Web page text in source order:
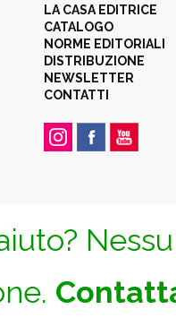
LA CASA EDITRICE
CATALOGO
NORME EDITORIALI
DISTRIBUZIONE
NEWSLETTER
CONTATTI